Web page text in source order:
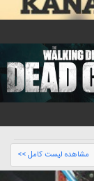
مشاهده لیست کامل >>